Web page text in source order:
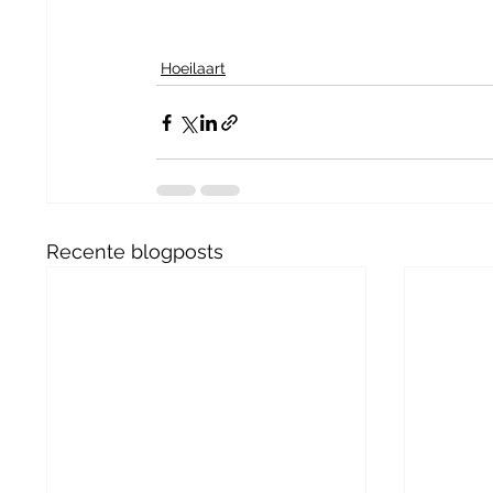
Hoeilaart
Recente blogposts